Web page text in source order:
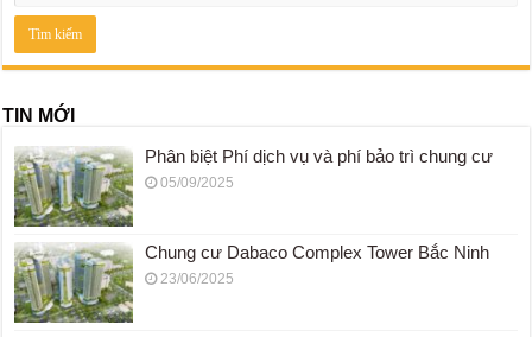
TIN MỚI
Phân biệt Phí dịch vụ và phí bảo trì chung cư
05/09/2025
Chung cư Dabaco Complex Tower Bắc Ninh
23/06/2025